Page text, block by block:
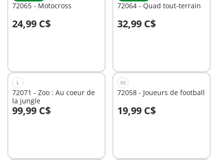
72065 - Motocross
24,99 C$
Au panier
72064 - Quad tout-terrain
32,99 C$
Au panier
L
72071 - Zoo : Au coeur de
la jungle
99,99 C$
Au panier
XS
72058 - Joueurs de football
19,99 C$
Au panier